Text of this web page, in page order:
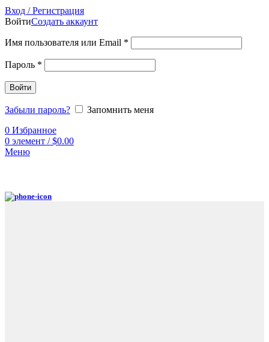
Вход / Регистрация
ВойтиСоздать аккаунт
Имя пользователя или Email *
Пароль *
Войти
Забыли пароль?
Запомнить меня
0 Избранное
0 элемент / $0.00
Меню